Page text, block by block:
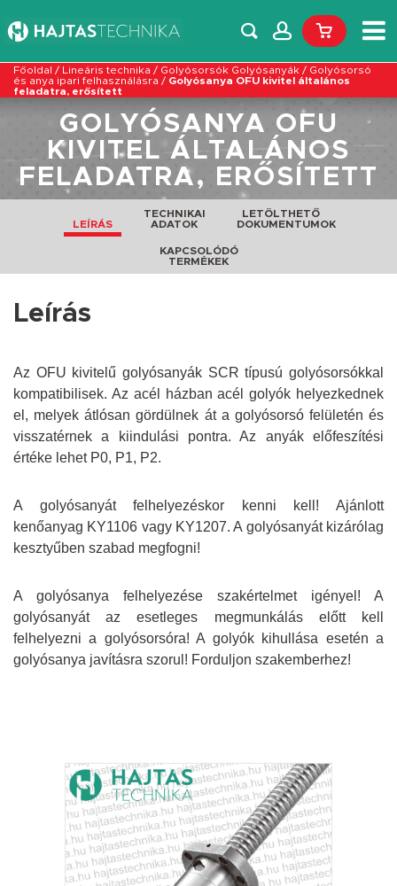
Főoldal / Lineáris technika / Golyósorsók Golyósanyák / Golyósorsó
és anya ipari felhasználásra / Golyósanya OFU kivitel általános
feladatra, erősített
GOLYÓSANYA OFU
KIVITEL ÁLTALÁNOS
FELADATRA, ERŐSÍTETT
LEÍRÁS
TECHNIKAI
ADATOK
LETÖLTHETŐ
DOKUMENTUMOK
KAPCSOLÓDÓ
TERMÉKEK
Leírás
Az OFU kivitelű golyósanyák SCR típusú golyósorsókkal
kompatibilisek. Az acél házban acél golyók helyezkednek
el, melyek átlósan gördülnek át a golyósorsó felületén és
visszatérnek a kiindulási pontra. Az anyák előfeszítési
értéke lehet P0, P1, P2.
A golyósanyát felhelyezéskor kenni kell! Ajánlott
kenőanyag KY1106 vagy KY1207. A golyósanyát kizárólag
kesztyűben szabad megfogni!
A golyósanya felhelyezése szakértelmet igényel! A
golyósanyát az esetleges megmunkálás előtt kell
felhelyezni a golyósorsóra!A golyók kihullása esetén a
golyósanya javításra szorul! Forduljon szakemberhez!